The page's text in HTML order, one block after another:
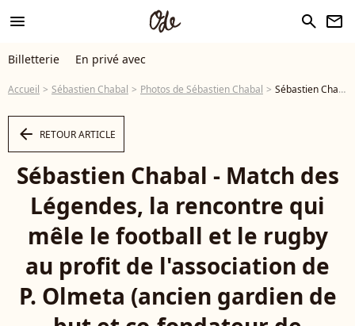
menu search newsletter
Billetterie En privé avec
Accueil Sébastien Chabal Photos de Sébastien Chabal Sébastien Chabal - Match des Légendes, la rencontre qui mêle le football et le rugby au profit de l'association de P. Olmeta (ancien gardien de but et co-fondateur de l'association), "Un sourire, un espoir pour la vie" s'est déroulé à Nice à l'Allianz Riviera, le 26 septembre 2022. L'association de P. Olmetta est engagée en faveur des enfants atteints de cancer ou de maladie orpheline. © Bruno Bebert/Bestimage - Photo
arrow_left RETOUR ARTICLE
Sébastien Chabal - Match des
Légendes, la rencontre qui
mêle le football et le rugby
au profit de l'association de
P. Olmeta (ancien gardien de